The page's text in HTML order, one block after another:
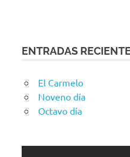
ENTRADAS
El Carmelo
Noveno día
Octavo día